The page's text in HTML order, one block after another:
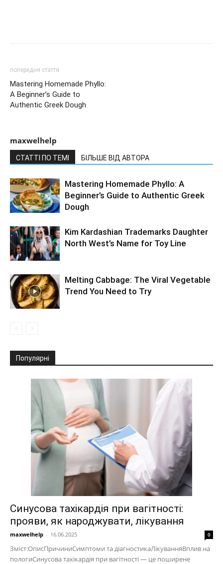
попередня стаття
Mastering Homemade Phyllo:
A Beginner’s Guide to
Authentic Greek Dough
maxwelhelp
СТАТТІ ПО ТЕМІ БІЛЬШЕ ВІД АВТОРА
Mastering Homemade Phyllo: A
Beginner’s Guide to Authentic Greek
Dough
Kim Kardashian Trademarks Daughter
North West’s Name for Toy Line
Melting Cabbage: The Viral Vegetable
Trend You Need to Try
Популярні
Синусова тахікардія при вагітності:
прояви, як народжувати, лікування
maxwelhelp - 16.06.2025 0
Зміст:ОписПричиниСимптоми та діагностикаЛікуванняВплив на
пологиСинусова тахікардія при вагітності — це поширене